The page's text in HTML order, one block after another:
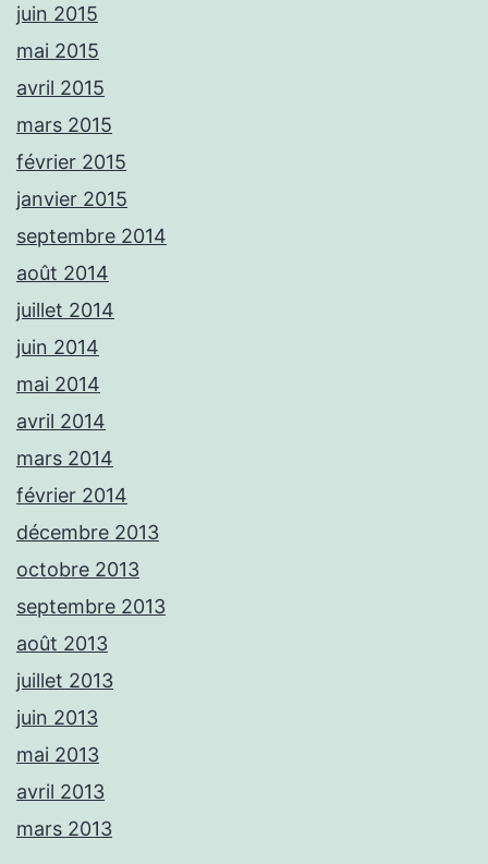
juin 2015
mai 2015
avril 2015
mars 2015
février 2015
janvier 2015
septembre 2014
août 2014
juillet 2014
juin 2014
mai 2014
avril 2014
mars 2014
février 2014
décembre 2013
octobre 2013
septembre 2013
août 2013
juillet 2013
juin 2013
mai 2013
avril 2013
mars 2013